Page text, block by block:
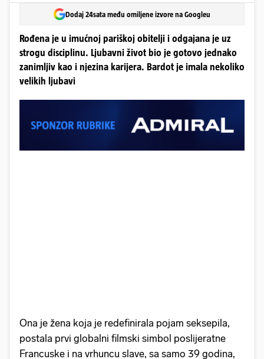
Dodaj 24sata među omiljene izvore na Googleu
Rođena je u imućnoj pariškoj obitelji i odgajana je uz
strogu disciplinu. Ljubavni život bio je gotovo jednako
zanimljiv kao i njezina karijera. Bardot je imala nekoliko
velikih ljubavi
Ona je žena koja je redefinirala pojam seksepila,
postala prvi globalni filmski simbol poslijeratne
Francuske i na vrhuncu slave, sa samo 39 godina,